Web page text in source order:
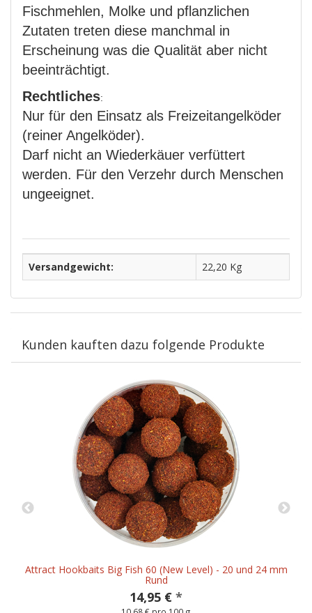
Fischmehlen, Molke und pflanzlichen
Zutaten treten diese manchmal in
Erscheinung was die Qualität aber nicht
beeinträchtigt.
Rechtliches:
Nur für den Einsatz als Freizeitangelköder
(reiner Angelköder).
Darf nicht an Wiederkäuer verfüttert
werden. Für den Verzehr durch Menschen
ungeeignet.
Versandgewicht: 22,20 Kg
Kunden kauften dazu folgende Produkte
Attract Hookbaits Big Fish 60 (New Level) - 20 und 24 mm
Rund
14,95 € *